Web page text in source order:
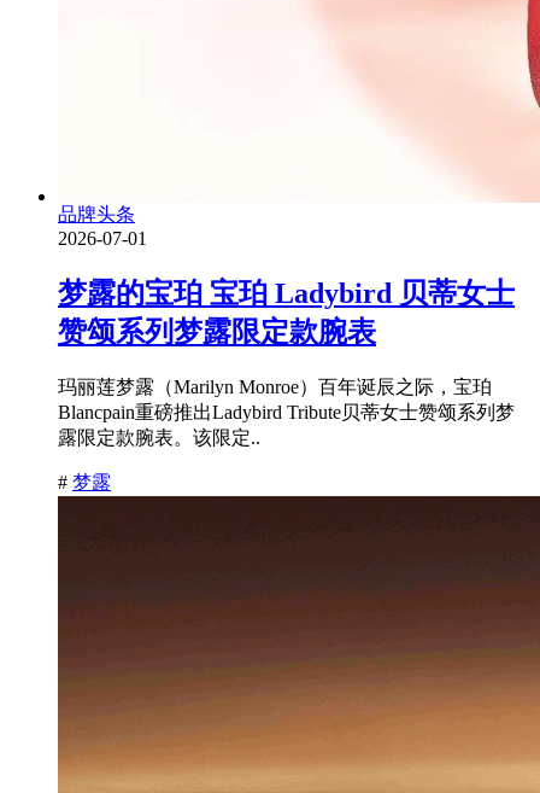
品牌头条
2026-07-01
梦露的宝珀 宝珀 Ladybird 贝蒂女士
赞颂系列梦露限定款腕表
玛丽莲梦露（Marilyn Monroe）百年诞辰之际，宝珀
Blancpain重磅推出Ladybird Tribute贝蒂女士赞颂系列梦
露限定款腕表。该限定..
# 梦露